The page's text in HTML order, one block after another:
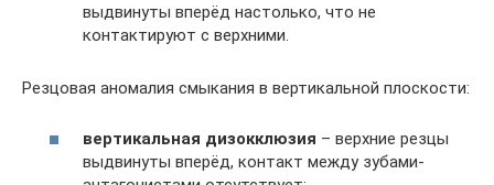
выдвинуты вперёд настолько, что не
контактируют с верхними.
Резцовая аномалия смыкания в вертикальной плоскости:
вертикальная дизокклюзия – верхние резцы
выдвинуты вперёд, контакт между зубами-